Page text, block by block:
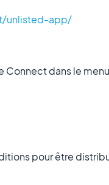
unlisted-app/
Connect dans le menu
pour être